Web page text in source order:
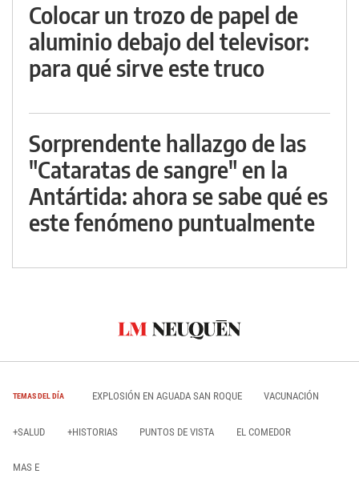
Colocar un trozo de papel de
aluminio debajo del televisor:
para qué sirve este truco
Sorprendente hallazgo de las
"Cataratas de sangre" en la
Antártida: ahora se sabe qué es
este fenómeno puntualmente
TEMAS DEL DÍA EXPLOSIÓN EN AGUADA SAN ROQUE VACUNACIÓN
+SALUD +HISTORIAS PUNTOS DE VISTA EL COMEDOR
MAS E